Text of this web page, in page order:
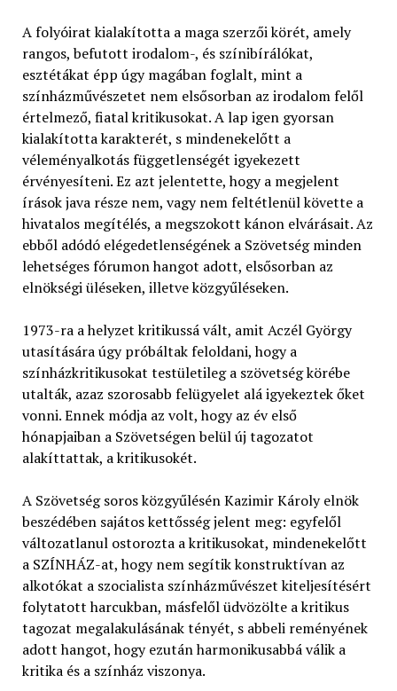
A folyóirat kialakította a maga szerzői körét, amely
rangos, befutott irodalom-, és színibírálókat,
esztétákat épp úgy magában foglalt, mint a
színházművészetet nem elsősorban az irodalom felől
értelmező, fiatal kritikusokat. A lap igen gyorsan
kialakította karakterét, s mindenekelőtt a
véleményalkotás függetlenségét igyekezett
érvényesíteni. Ez azt jelentette, hogy a megjelent
írások java része nem, vagy nem feltétlenül követte a
hivatalos megítélés, a megszokott kánon elvárásait. Az
ebből adódó elégedetlenségének a Szövetség minden
lehetséges fórumon hangot adott, elsősorban az
elnökségi üléseken, illetve közgyűléseken.
1973-ra a helyzet kritikussá vált, amit Aczél György
utasítására úgy próbáltak feloldani, hogy a
színházkritikusokat testületileg a szövetség körébe
utalták, azaz szorosabb felügyelet alá igyekeztek őket
vonni. Ennek módja az volt, hogy az év első
hónapjaiban a Szövetségen belül új tagozatot
alakíttattak, a kritikusokét.
A Szövetség soros közgyűlésén Kazimir Károly elnök
beszédében sajátos kettősség jelent meg: egyfelől
változatlanul ostorozta a kritikusokat, mindenekelőtt
a SZÍNHÁZ-at, hogy nem segítik konstruktívan az
alkotókat a szocialista színházművészet kiteljesítésért
folytatott harcukban, másfelől üdvözölte a kritikus
tagozat megalakulásának tényét, s abbeli reményének
adott hangot, hogy ezután harmonikusabbá válik a
kritika és a színház viszonya.